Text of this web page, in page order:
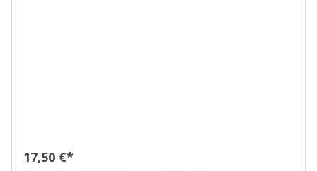
Regulärer Preis:
17,50 €*